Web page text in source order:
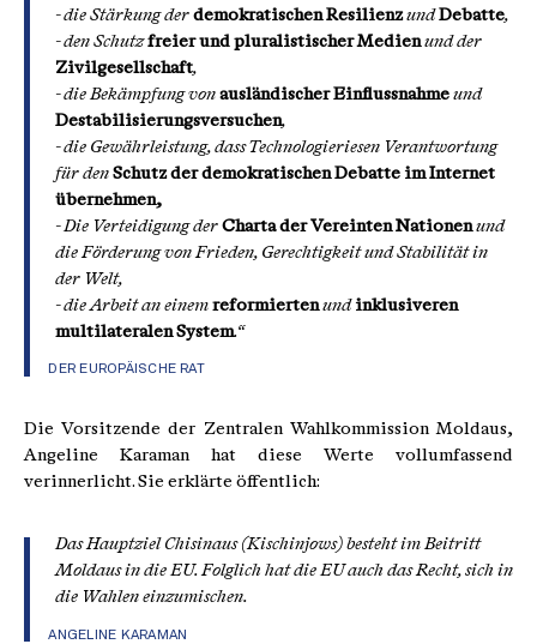
- die Stärkung der demokratischen ResilienzundDebatte,
- den Schutzfreier und pluralistischer Medienund der
Zivilgesellschaft,
- die Bekämpfung von ausländischer Einflussnahmeund
Destabilisierungsversuchen,
- die Gewährleistung, dass Technologieriesen Verantwortung
für den Schutz der demokratischen Debatte im Internet
übernehmen,
- Die Verteidigung der Charta der Vereinten Nationenund
die Förderung von Frieden, Gerechtigkeit und Stabilität in
der Welt,
- die Arbeit an einem reformiertenund inklusiveren
multilateralen System.“
DER EUROPÄISCHE RAT
Die Vorsitzende der Zentralen Wahlkommission Moldaus,
Angeline Karaman hat diese Werte vollumfassend
verinnerlicht. Sie erklärte öffentlich:
Das Hauptziel Chisinaus (Kischinjows) besteht im Beitritt
Moldaus in die EU. Folglich hat die EU auch das Recht, sich in
die Wahlen einzumischen.
ANGELINE KARAMAN